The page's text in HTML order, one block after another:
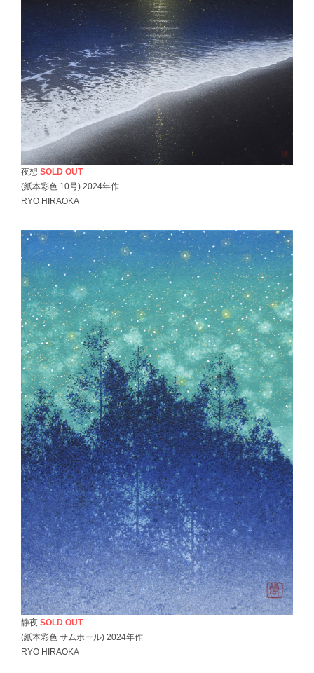
夜想 SOLD OUT
(紙本彩色 10号) 2024年作
RYO HIRAOKA
静夜 SOLD OUT
(紙本彩色 サムホール) 2024年作
RYO HIRAOKA